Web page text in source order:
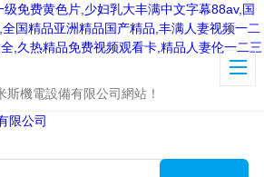
免费黄色片,少妇乳大丰满中文字幕88av,国
国精品亚洲精品国产精品,丰满人妻视频一二
,久热精品免费视频观看卡,精品人妻伦一二三
機電設備有限公司網站！